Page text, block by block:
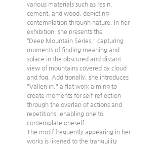
various materials such as resin,
cement, and wood, depicting
contemplation through nature. In her
exhibition, she presents the
“Deep Mountain Series," capturing
moments of finding meaning and
solace in the obscured and distant
view of mountains covered by cloud
and fog. Additionally, she introduces
"Vallen in," a flat work aiming to
create moments for self-reflection
through the overlap of actions and
repetitions, enabling one to
contemplate oneself.
The motif frequently appearing in her
works is likened to the tranquility